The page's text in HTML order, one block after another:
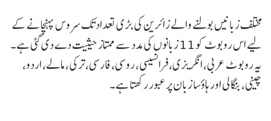
مختلف زبانیں بولنے والے زائرین کی بڑی تعداد تک سروس پہنچانے کے
لیے اس روبوٹ کو 11 زبانوں کی مدد سے ممتاز حیثیت دے دی گئی ہے۔
یہ روبوٹ عربی، انگریزی، فرانسیسی، روسی، فارسی، ترکی، مالے، اردو،
چینی، بنگالی اور ہاؤسا زبان پر عبور رکھتا ہے۔